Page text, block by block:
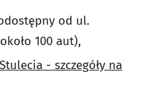
od ul.
100 aut),
- szczegóły na